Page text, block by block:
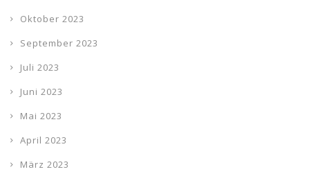
Oktober 2023
September 2023
Juli 2023
Juni 2023
Mai 2023
April 2023
März 2023